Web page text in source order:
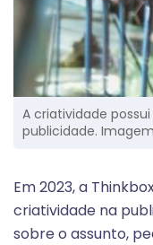
A criatividade
publicidade.
Em 2023, a
criatividade na
sobre o assunto,